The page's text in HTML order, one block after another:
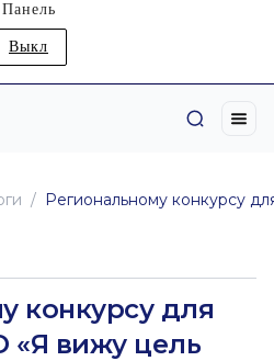
Панель
Выкл
Региональному конкурсу
конкурсу для
«Я вижу цель